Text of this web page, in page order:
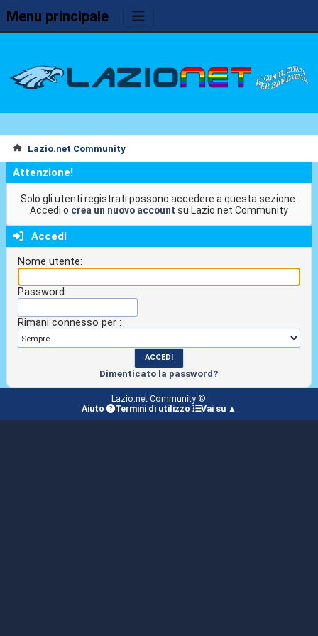
Menu principale
Lazio.net Community
Attenzione!
Solo gli utenti registrati possono accedere a questa sezione.
Accedi o crea un nuovo account su Lazio.net Community
Accedi
Nome utente:
Password:
Rimani connesso per :
Dimenticato la password?
Lazio.net Community ©
Aiuto
Termini di utilizzo Vai su ▲